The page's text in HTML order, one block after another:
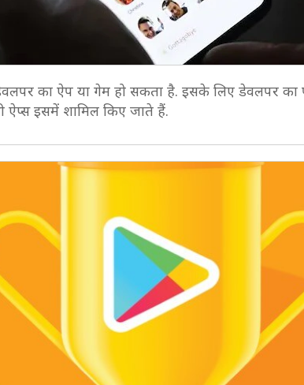
का ऐप या गेम हो सकता है. इसके लिए डेवलपर
इसमें शामिल किए जाते हैं.